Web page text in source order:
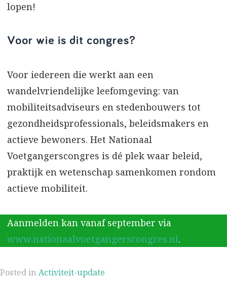
lopen!
Voor wie is dit congres?
Voor iedereen die werkt aan een
wandelvriendelijke leefomgeving: van
mobiliteitsadviseurs en stedenbouwers tot
gezondheidsprofessionals, beleidsmakers en
actieve bewoners. Het Nationaal
Voetgangerscongres is dé plek waar beleid,
praktijk en wetenschap samenkomen rondom
actieve mobiliteit.
Aanmelden kan vanaf september via
www.nationaalvoetgangerscongres.nl.
Posted in Activiteit-update